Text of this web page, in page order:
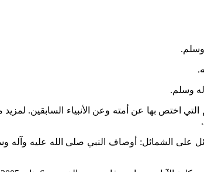
وسلم.
وسلم.
اختص بها عن أمته وعن الأنبياء السابقين.
على الشمائل: أوصاف النبي صلى الله عليه